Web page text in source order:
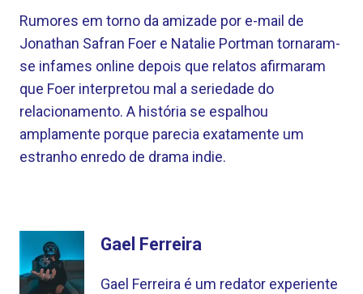
Rumores em torno da amizade por e-mail de
Jonathan Safran Foer e Natalie Portman tornaram-
se infames online depois que relatos afirmaram
que Foer interpretou mal a seriedade do
relacionamento. A história se espalhou
amplamente porque parecia exatamente um
estranho enredo de drama indie.
Gael Ferreira
Gael Ferreira é um redator experiente